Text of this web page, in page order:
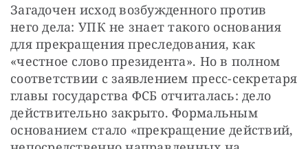
Загадочен исход возбужденного против
него дела: УПК не знает такого основания
для прекращения преследования, как
«честное слово президента». Но в полном
соответствии с заявлением пресс-секретаря
главы государства ФСБ отчиталась: дело
действительно закрыто. Формальным
основанием стало «прекращение действий,